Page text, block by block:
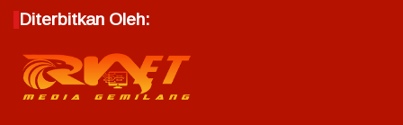
Diterbitkan Oleh: